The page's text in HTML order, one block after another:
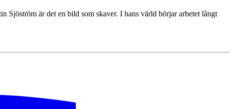
är det en bild som skaver. I hans värld börjar arbetet långt